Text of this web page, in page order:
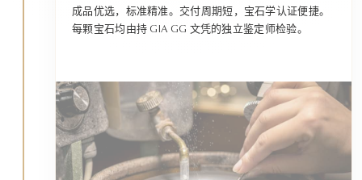
成品优选，标准精准。交付周期短，宝石学认证便捷。
每颗宝石均由持 GIA GG 文凭的独立鉴定师检验。